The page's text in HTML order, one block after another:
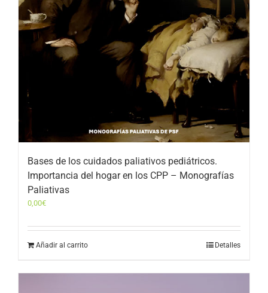
Bases de los cuidados paliativos pediátricos.
Importancia del hogar en los CPP – Monografías
Paliativas
0,00€
Añadir al carrito Detalles